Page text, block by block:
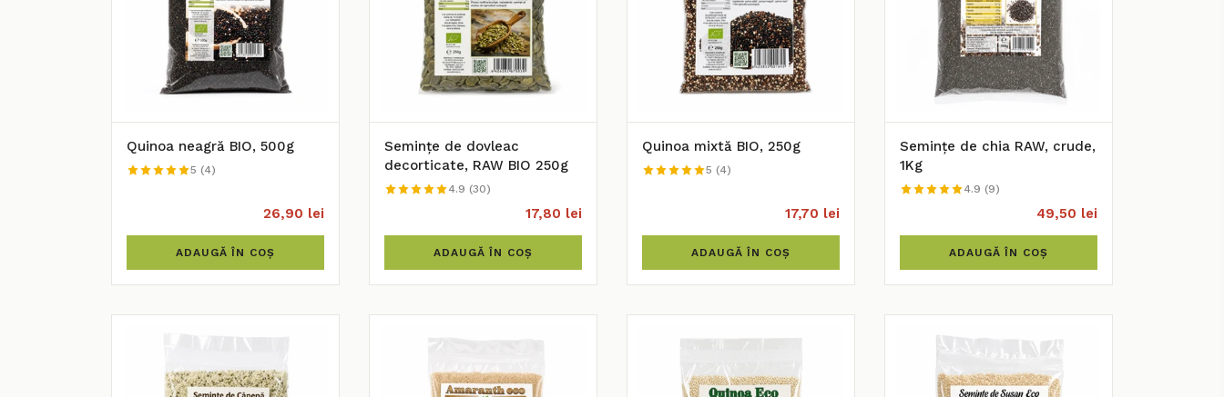
Quinoa neagră BIO, 500g
5 (4)
26,90 lei
ADAUGĂ ÎN COȘ
Semințe de dovleac
decorticate, RAW BIO 250g
4.9 (30)
17,80 lei
ADAUGĂ ÎN COȘ
Quinoa mixtă BIO, 250g
5 (4)
17,70 lei
ADAUGĂ ÎN COȘ
Semințe de chia RAW, crude,
1Kg
4.9 (9)
49,50 lei
ADAUGĂ ÎN COȘ